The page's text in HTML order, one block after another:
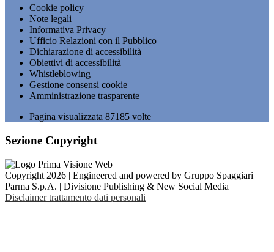
Cookie policy
Note legali
Informativa Privacy
Ufficio Relazioni con il Pubblico
Dichiarazione di accessibilità
Obiettivi di accessibilità
Whistleblowing
Gestione consensi cookie
Amministrazione trasparente
Pagina visualizzata 87185 volte
Sezione Copyright
Copyright 2026 | Engineered and powered by Gruppo Spaggiari
Parma S.p.A. | Divisione Publishing & New Social Media
Disclaimer trattamento dati personali